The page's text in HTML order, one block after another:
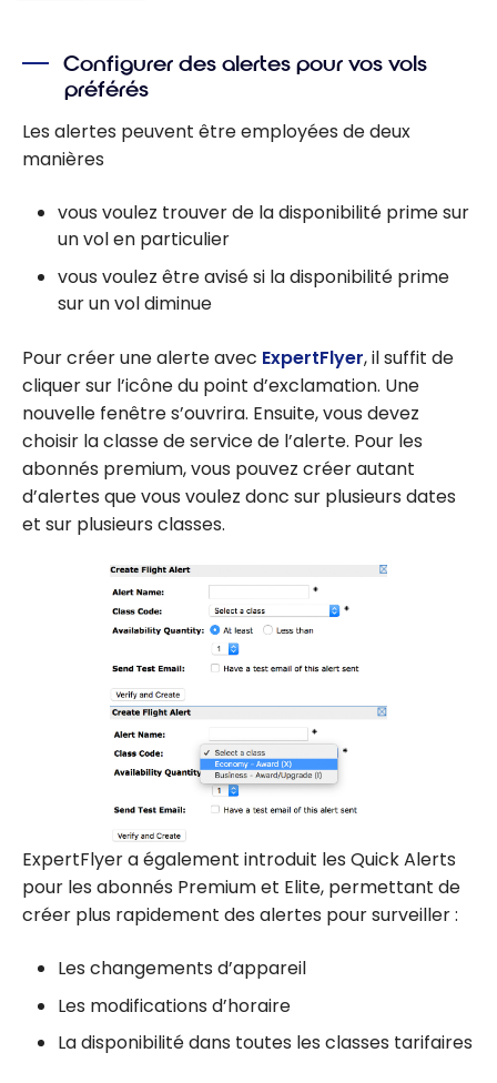
annulation et
remboursemen
t d’une prime
Aéroplan
Configurer des alertes pour vos vols
préférés
Les alertes peuvent être employées de deux
manières
vous voulez trouver de la disponibilité prime sur
un vol en particulier
vous voulez être avisé si la disponibilité prime
sur un vol diminue
Pour créer une alerte avec ExpertFlyer, il suffit de
cliquer sur l’icône du point d’exclamation. Une
nouvelle fenêtre s’ouvrira. Ensuite, vous devez
choisir la classe de service de l’alerte. Pour les
abonnés premium, vous pouvez créer autant
d’alertes que vous voulez donc sur plusieurs dates
et sur plusieurs classes.
ExpertFlyer a également introduit les Quick Alerts
pour les abonnés Premium et Elite, permettant de
créer plus rapidement des alertes pour surveiller :
Les changements d’appareil
Les modifications d’horaire
La disponibilité dans toutes les classes tarifaires